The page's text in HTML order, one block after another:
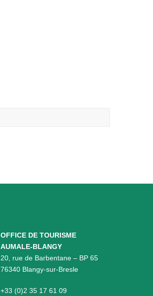
OFFICE DE TOURISME
AUMALE-BLANGY
20, rue de Barbentane – BP 65
76340 Blangy-sur-Bresle
+33 (0)2 35 17 61 09